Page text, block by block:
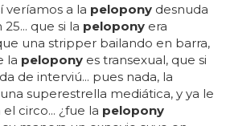
veríamos a la pelopony desnuda
que si la pelopony era
una stripper bailando en barra,
la pelopony es transexual, que si
de interviú... pues nada, la
superestrella mediática, y ya le
circo... ¿fue la pelopony